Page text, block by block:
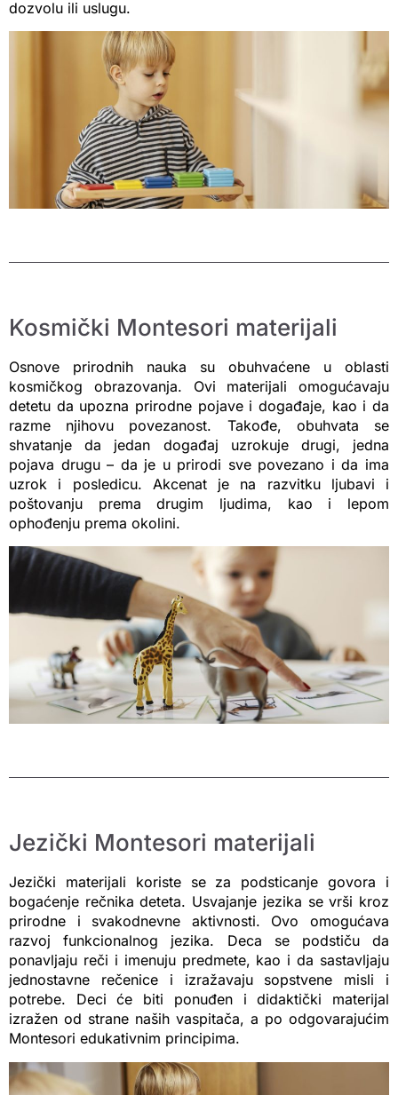
dozvolu ili uslugu.
Kosmički Montesori materijali
Osnove prirodnih nauka su obuhvaćene u oblasti
kosmičkog obrazovanja. Ovi materijali omogućavaju
detetu da upozna prirodne pojave i događaje, kao i da
razme njihovu povezanost. Takođe, obuhvata se
shvatanje da jedan događaj uzrokuje drugi, jedna
pojava drugu – da je u prirodi sve povezano i da ima
uzrok i posledicu. Akcenat je na razvitku ljubavi i
poštovanju prema drugim ljudima, kao i lepom
ophođenju prema okolini.
Jezički Montesori materijali
Jezički materijali koriste se za podsticanje govora i
bogaćenje rečnika deteta. Usvajanje jezika se vrši kroz
prirodne i svakodnevne aktivnosti. Ovo omogućava
razvoj funkcionalnog jezika. Deca se podstiču da
ponavljaju reči i imenuju predmete, kao i da sastavljaju
jednostavne rečenice i izražavaju sopstvene misli i
potrebe. Deci će biti ponuđen i didaktički materijal
izražen od strane naših vaspitača, a po odgovarajućim
Montesori edukativnim principima.